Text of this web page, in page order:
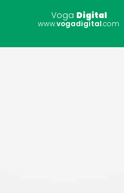
Voga Digital
www.vogadigital.com